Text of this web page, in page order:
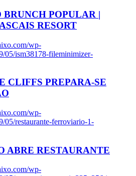
BRUNCH POPULAR |
RESORT
wp-
05/ism38178-fileminimizer-
CLIFFS PREPARA-SE
wp-
05/restaurante-ferroviario-1-
ABRE RESTAURANTE
wp-